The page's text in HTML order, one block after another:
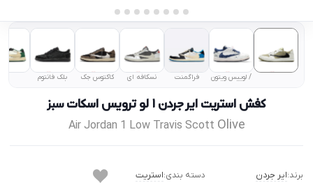
/ لوییس ویتون فراگمنت نسکافه ای کاکتوس جک بلک فانتوم
کفش استریت ایر جردن ۱ لو ترویس اسکات سبز
Air Jordan 1 Low Travis Scott Olive
برند:ایر جردن دسته بندی:استریت